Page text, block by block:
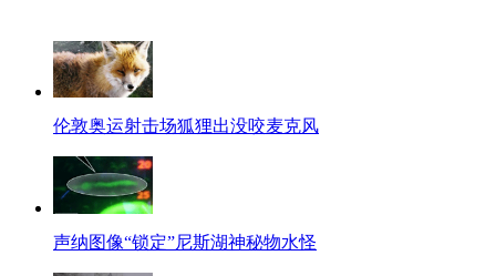
伦敦奥运射击场狐狸出没咬麦克风
声纳图像“锁定”尼斯湖神秘物水怪